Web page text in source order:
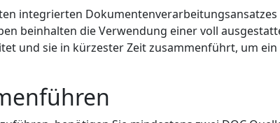
integrierten
beinhalten die Verwendung einer voll
und sie in kürzester Zeit zusammenführt, um